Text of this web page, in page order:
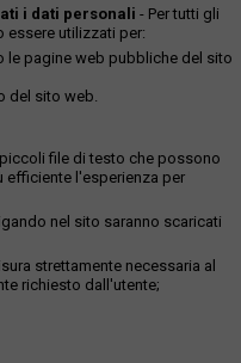
i dati personali - Per tutti gli
essere utilizzati per:
le pagine web pubbliche del sito
del sito web.
file di testo che possono
efficiente l'esperienza per
nel sito saranno scaricati
strettamente necessaria al
richiesto dall'utente;